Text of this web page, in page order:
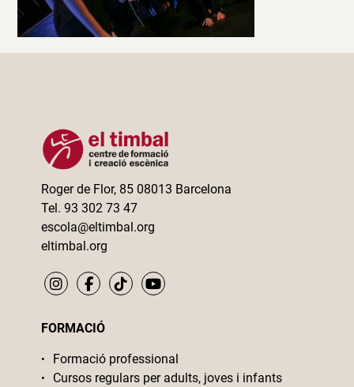
Roger de Flor, 85 08013 Barcelona
Tel. 93 302 73 47
escola@eltimbal.org
eltimbal.org
FORMACIÓ
Formació professional
Cursos regulars per adults, joves i infants